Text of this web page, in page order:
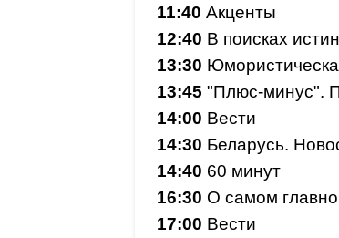
11:40 Акценты
12:40 В поисках
13:30
13:45 "Плюс-минус".
14:00 Вести
14:30 Беларусь.
14:40 60 минут
16:30 О самом
17:00 Вести